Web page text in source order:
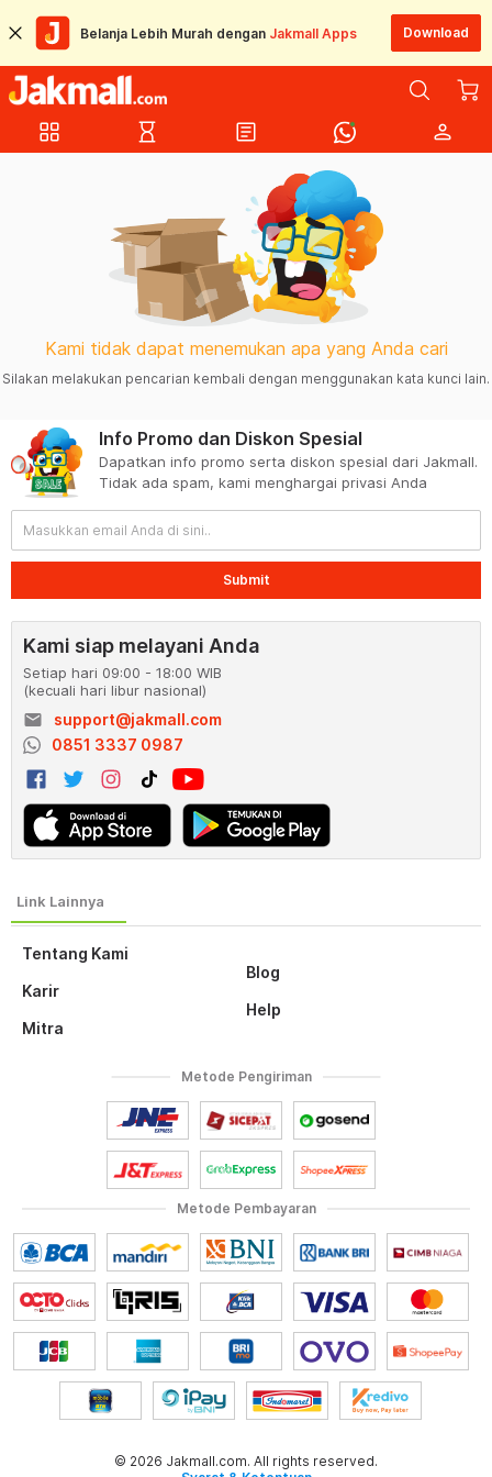
Belanja Lebih Murah dengan Jakmall Apps Download
grid_view hourglass_empty article person
Kami tidak dapat menemukan apa yang Anda cari
Silakan melakukan pencarian kembali dengan menggunakan kata kunci lain.
Tentang Kami
Karir
Mitra
Blog
Help
Info Promo dan Diskon Spesial
Dapatkan info promo serta diskon spesial dari Jakmall.
Tidak ada spam, kami menghargai privasi Anda
Submit
Kami siap melayani Anda
Setiap hari 09:00 - 18:00 WIB
(kecuali hari libur nasional)
email
support@jakmall.com
0851 3337 0987
Metode Pembayaran
Metode Pengiriman
© 2026 Jakmall.com. All rights reserved.